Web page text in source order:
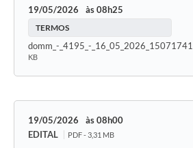
19/05/2026 08h25
TERMOS
domm_-_4195_-_16_05_2026_15071741
KB
19/05/2026
08h00
EDITAL
PDF - 3,31 MB